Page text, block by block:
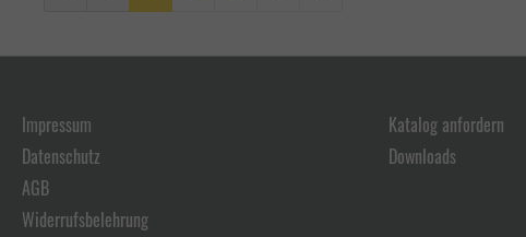
Impressum
Datenschutz
AGB
Widerrufsbelehrung
Katalog anfordern
Downloads